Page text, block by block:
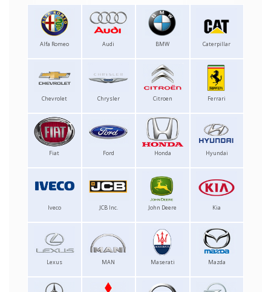
Alfa Romeo Audi BMW Caterpillar
Chevrolet Chrysler Citroen Ferrari
Fiat Ford Honda Hyundai
Iveco JCB Inc. John Deere Kia
Lexus MAN Maserati Mazda